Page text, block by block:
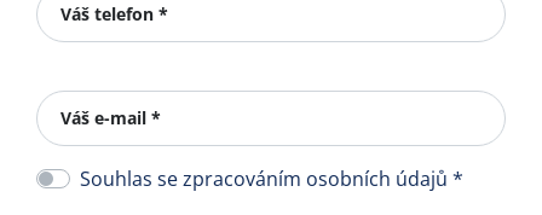
Váš telefon *
Váš e-mail *
Souhlas se zpracováním osobních údajů *